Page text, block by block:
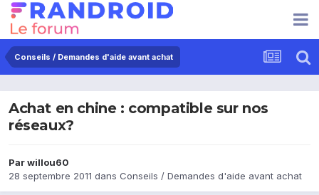
Conseils / Demandes d'aide avant achat
Achat en chine : compatible sur nos
réseaux?
Parwillou60
28 septembre 2011 dans Conseils / Demandes d'aide avant achat